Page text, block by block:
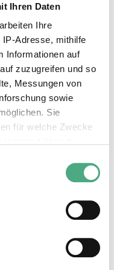
Ihren Daten
Ihre
Adresse, mithilfe
Informationen auf
zuzugreifen und so
Messungen von
sowie
Sie
für welche Zwecke
Lage erfassen,
nach bestimmten
Verbindung zur
ob im
hinaus,
im
Fotos, Objekte,
haben,
der Völklinger